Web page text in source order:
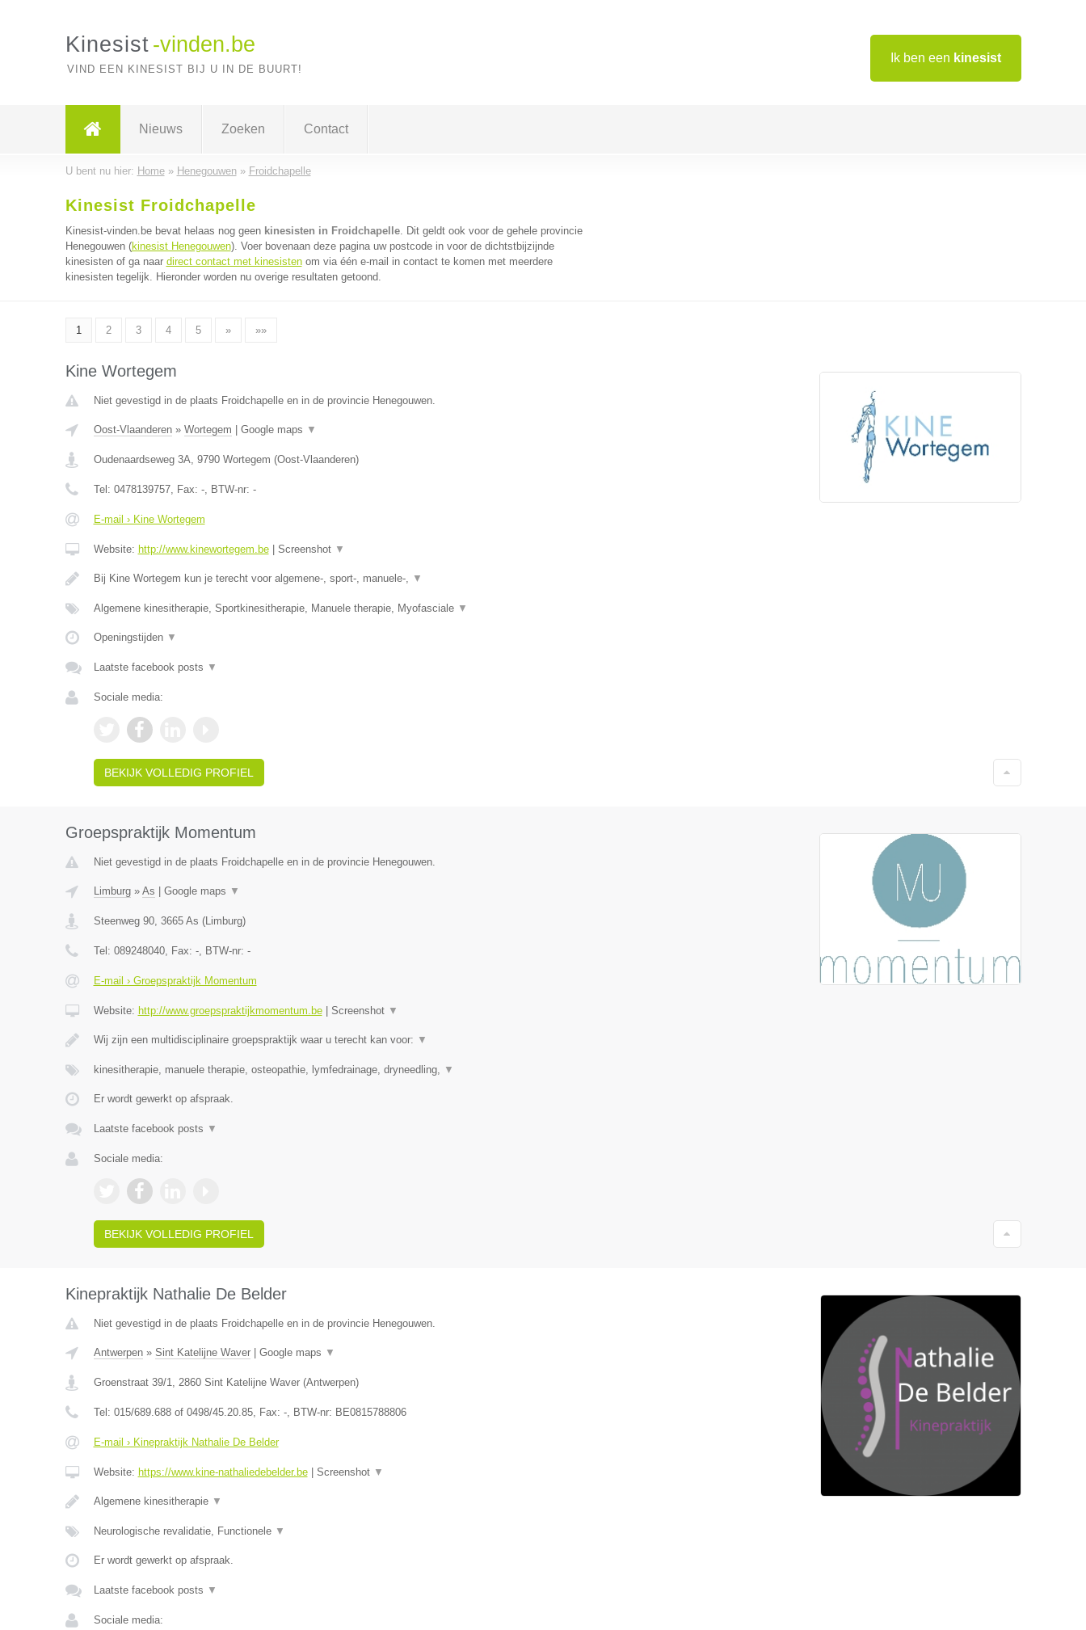
Ik ben een kinesist
Kinesist -vinden.be
VIND EEN KINESIST BIJ U IN DE BUURT!
Nieuws Zoeken Contact
U bent nu hier: Home» Henegouwen» Froidchapelle
Kinesist Froidchapelle
Kinesist-vinden.be bevat helaas nog geen kinesisten in Froidchapelle. Dit geldt ook voor de gehele provincie
Henegouwen (kinesist Henegouwen). Voer bovenaan deze pagina uw postcode in voor de dichtstbijzijnde
kinesisten of ga naar direct contact met kinesistenom via één e-mail in contact te komen met meerdere
kinesisten tegelijk. Hieronder worden nu overige resultaten getoond.
1 2 3 4 5 » »»
Kine Wortegem
Niet gevestigd in de plaats Froidchapelle en in de provincie Henegouwen.
Oost-Vlaanderen» Wortegem Google maps ▼
Oudenaardseweg 3A, 9790 Wortegem (Oost-Vlaanderen)
Tel: 0478139757, Fax: -, BTW-nr: -
E-mail › Kine Wortegem
Website: http://www.kinewortegem.be| Screenshot ▼
Bij Kine Wortegem kun je terecht voor algemene-, sport-, manuele-, ▼
Algemene kinesitherapie, Sportkinesitherapie, Manuele therapie, Myofasciale ▼
Openingstijden ▼
Laatste facebook posts ▼
Sociale media:
BEKIJK VOLLEDIG PROFIEL
Groepspraktijk Momentum
Niet gevestigd in de plaats Froidchapelle en in de provincie Henegouwen.
Limburg» As Google maps ▼
Steenweg 90, 3665 As (Limburg)
Tel: 089248040, Fax: -, BTW-nr: -
E-mail › Groepspraktijk Momentum
Website: http://www.groepspraktijkmomentum.be| Screenshot ▼
Wij zijn een multidisciplinaire groepspraktijk waar u terecht kan voor: ▼
kinesitherapie, manuele therapie, osteopathie, lymfedrainage, dryneedling, ▼
Er wordt gewerkt op afspraak.
Laatste facebook posts ▼
Sociale media:
BEKIJK VOLLEDIG PROFIEL
Kinepraktijk Nathalie De Belder
Niet gevestigd in de plaats Froidchapelle en in de provincie Henegouwen.
Antwerpen» Sint Katelijne Waver| Google maps ▼
Groenstraat 39/1, 2860 Sint Katelijne Waver(Antwerpen)
Tel: 015/689.688 of 0498/45.20.85, Fax: -, BTW-nr: BE0815788806
E-mail › Kinepraktijk Nathalie De Belder
Website: https://www.kine-nathaliedebelder.be| Screenshot ▼
Algemene kinesitherapie ▼
Neurologische revalidatie, Functionele ▼
Er wordt gewerkt op afspraak.
Laatste facebook posts ▼
Sociale media: